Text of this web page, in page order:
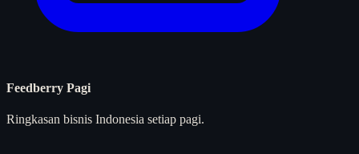
Feedberry Pagi
Ringkasan bisnis Indonesia setiap pagi.